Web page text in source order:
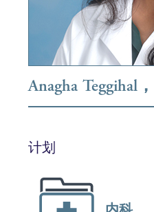
Anagha Teggihal
计划